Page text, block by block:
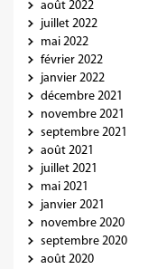
août 2022
juillet 2022
mai 2022
février 2022
janvier 2022
décembre 2021
novembre 2021
septembre 2021
août 2021
juillet 2021
mai 2021
janvier 2021
novembre 2020
septembre 2020
août 2020